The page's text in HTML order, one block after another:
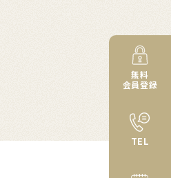
無料
会員登録
TEL